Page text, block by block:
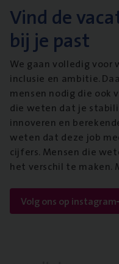
Vind de
bij je past
We gaan volledig
inclusie en ambitie.
mensen nodig die ook
die weten dat je
innoveren en
weten dat deze job
cijfers. Mensen die
het verschil te maken.
Volg ons op instagram